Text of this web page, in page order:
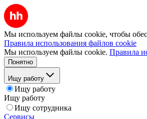
Мы используем файлы cookie, чтобы
Правила использования файлов cookie
Мы используем файлы cookie. Правила
Понятно
Ищу работу
Ищу работу
Ищу работу
Ищу сотрудника
Сервисы